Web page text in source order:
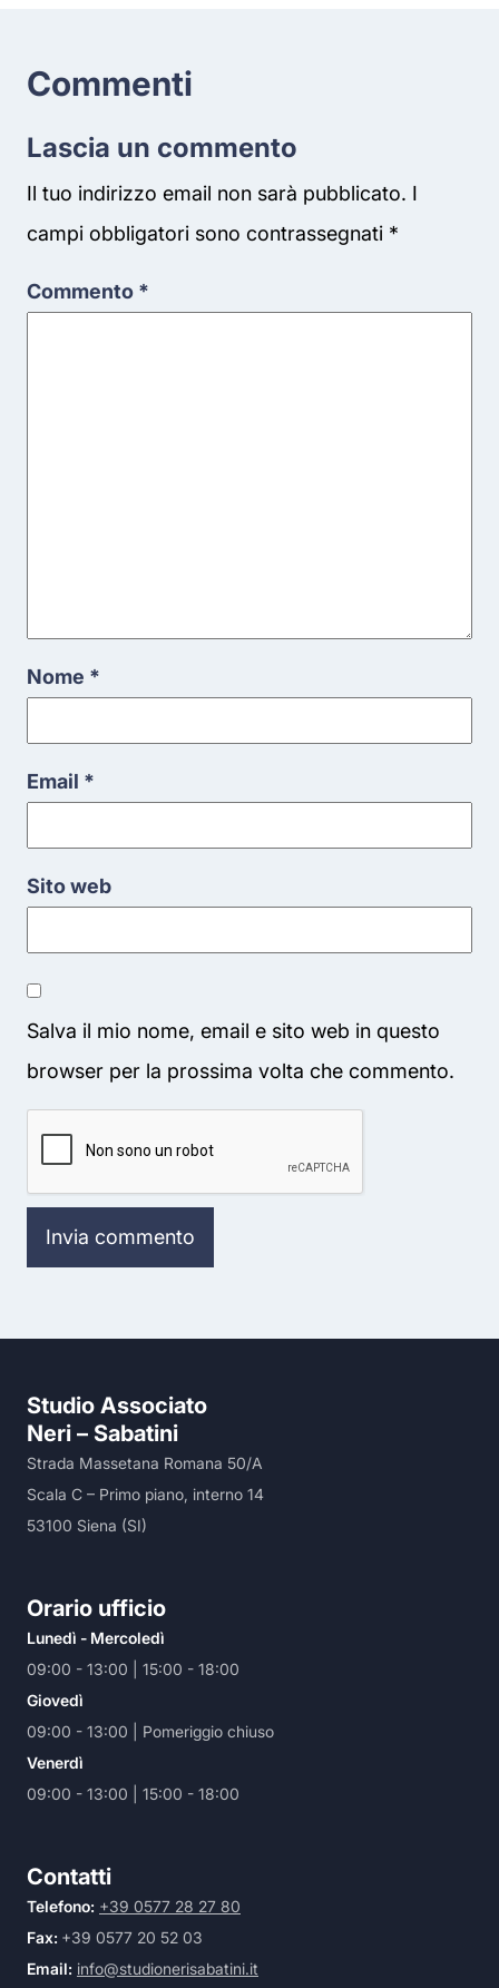
Commenti
Lascia un commento
Il tuo indirizzo email non sarà pubblicato. I
campi obbligatori sono contrassegnati *
Commento *
Nome *
Email *
Sito web
Salva il mio nome, email e sito web in questo
browser per la prossima volta che commento.
Studio Associato
Neri – Sabatini
Strada Massetana Romana 50/A
Scala C – Primo piano, interno 14
53100 Siena (SI)
Orario ufficio
Lunedì - Mercoledì
09:00 - 13:00 | 15:00 - 18:00
Giovedì
09:00 - 13:00 | Pomeriggio chiuso
Venerdì
09:00 - 13:00 | 15:00 - 18:00
Contatti
Telefono: +39 0577 28 27 80
Fax: +39 0577 20 52 03
Email: info@studionerisabatini.it